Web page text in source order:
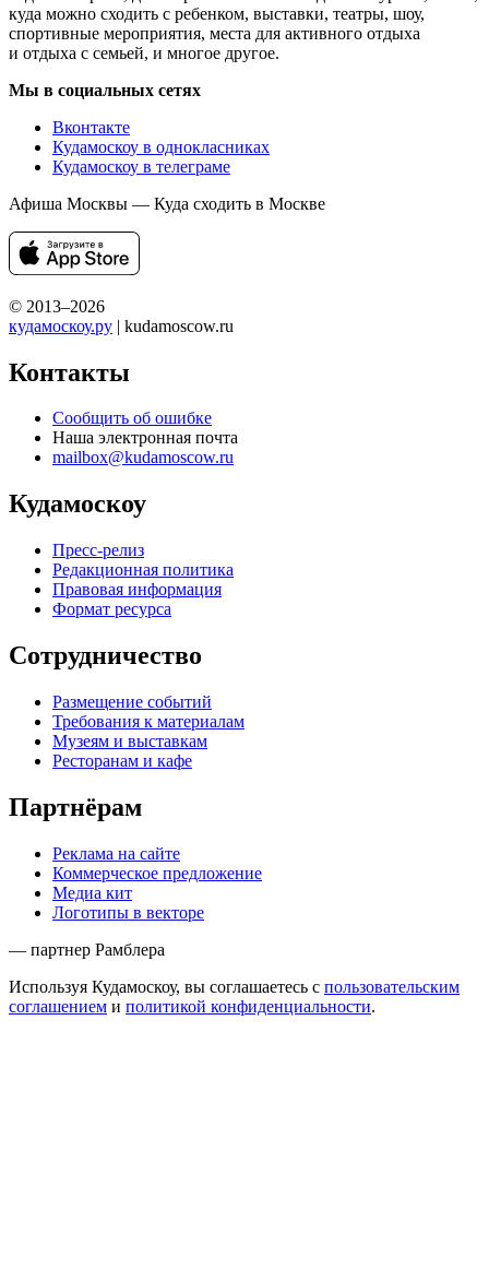
куда можно сходить с ребенком, выставки, театры, шоу,
спортивные мероприятия, места для активного отдыха
и отдыха с семьей, и многое другое.
Мы в социальных сетях
Вконтакте
Кудамоскоу в однокласниках
Кудамоскоу в телеграме
Афиша Москвы — Куда сходить в Москве
© 2013–2026
кудамоскоу.ру | kudamoscow.ru
Контакты
Сообщить об ошибке
Наша электронная почта
mailbox@kudamoscow.ru
Кудамоскоу
Пресс-релиз
Редакционная политика
Правовая информация
Формат ресурса
Сотрудничество
Размещение событий
Требования к материалам
Музеям и выставкам
Ресторанам и кафе
Партнёрам
Реклама на сайте
Коммерческое предложение
Медиа кит
Логотипы в векторе
— партнер Рамблера
Используя Кудамоскоу, вы соглашаетесь с пользовательским
соглашением и политикой конфиденциальности.